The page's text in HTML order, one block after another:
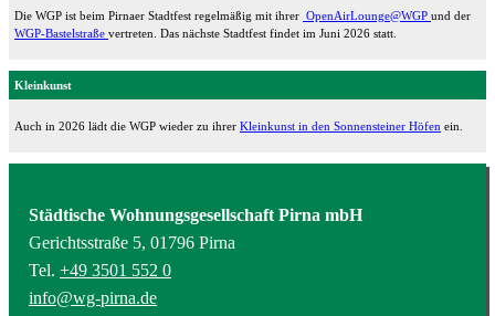
Die WGP ist beim Pirnaer Stadtfest regelmäßig mit ihrer OpenAirLounge@WGP und der
WGP-Bastelstraße vertreten. Das nächste Stadtfest findet im Juni 2026 statt.
Kleinkunst
Auch in 2026 lädt die WGP wieder zu ihrer Kleinkunst in den Sonnensteiner Höfen ein.
Städtische Wohnungsgesellschaft Pirna mbH
Gerichtsstraße 5, 01796 Pirna
Tel. +49 3501 552 0
info@wg-pirna.de